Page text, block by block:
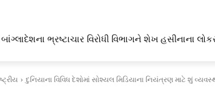
ટોપર્સ કોમ્પ્યુટર સાયન્સ અને AI કરતાં સિવિલ
બાંગ્લાદેશના ભ્રષ્ટાચાર વિરોધી વિભાગને શેખ હસીનાના
દુનિયાના વિવિધ દેશોમાં સોશ્યલ મિડિયાના નિયંત્રણ માટે શું